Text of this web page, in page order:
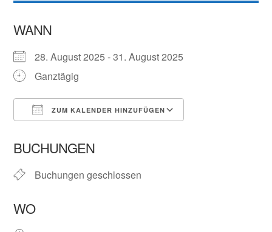
WANN
28. August 2025 - 31. August 2025
Ganztägig
ZUM KALENDER HINZUFÜGEN
BUCHUNGEN
Buchungen geschlossen
WO